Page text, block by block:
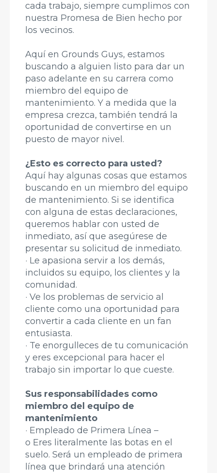
cada trabajo, siempre cumplimos con
nuestra Promesa de Bien hecho por
los vecinos.
Aquí en Grounds Guys, estamos
buscando a alguien listo para dar un
paso adelante en su carrera como
miembro del equipo de
mantenimiento. Y a medida que la
empresa crezca, también tendrá la
oportunidad de convertirse en un
puesto de mayor nivel.
¿Esto es correcto para usted?
Aquí hay algunas cosas que estamos
buscando en un miembro del equipo
de mantenimiento. Si se identifica
con alguna de estas declaraciones,
queremos hablar con usted de
inmediato, así que asegúrese de
presentar su solicitud de inmediato.
· Le apasiona servir a los demás,
incluidos su equipo, los clientes y la
comunidad.
· Ve los problemas de servicio al
cliente como una oportunidad para
convertir a cada cliente en un fan
entusiasta.
· Te enorgulleces de tu comunicación
y eres excepcional para hacer el
trabajo sin importar lo que cueste.
Sus responsabilidades como
miembro del equipo de
mantenimiento
· Empleado de Primera Línea –
o Eres literalmente las botas en el
suelo. Será un empleado de primera
línea que brindará una atención